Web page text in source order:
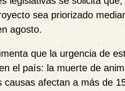
sea priorizado
agosto.
que la urgencia de
el país: la muerte de
afectan a más de